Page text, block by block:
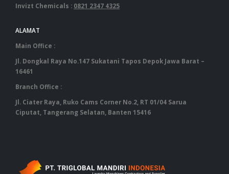
Invizt Chemicals : 0821 2347 4325
ALAMAT
Main Office :
Jl. Dongkal Raya No.147 Sukatani Tapos Depok Jawa Barat –
16461
Branch Office :
Jl. Ciater Raya, Ruko Cams Corner No.2, RT 01/04 Sarua
Ciputat, Tangerang Selatan, Banten 15416